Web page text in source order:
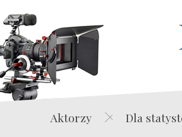
Aktorzy Dla